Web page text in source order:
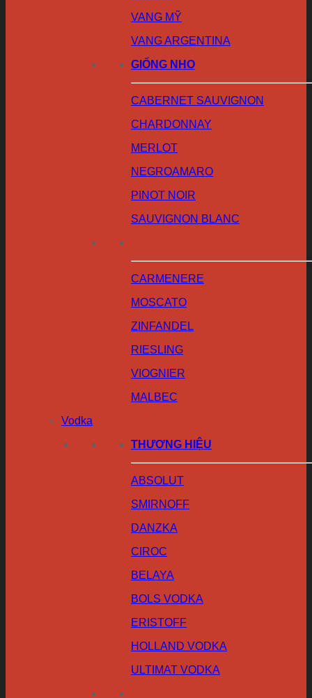
VANG MỸ
VANG ARGENTINA
GIỐNG NHO
CABERNET SAUVIGNON
CHARDONNAY
MERLOT
NEGROAMARO
PINOT NOIR
SAUVIGNON BLANC
CARMENERE
MOSCATO
ZINFANDEL
RIESLING
VIOGNIER
MALBEC
Vodka
THƯƠNG HIỆU
ABSOLUT
SMIRNOFF
DANZKA
CIROC
BELAYA
BOLS VODKA
ERISTOFF
HOLLAND VODKA
ULTIMAT VODKA